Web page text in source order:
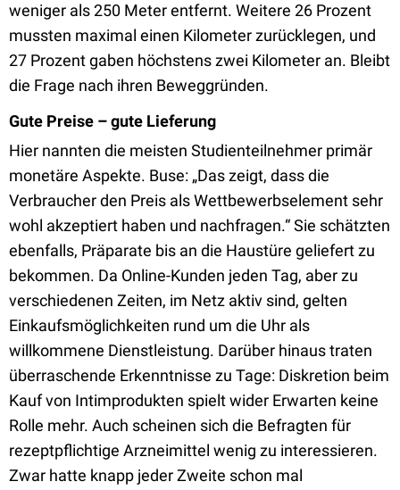
weniger als 250 Meter entfernt. Weitere 26 Prozent
mussten maximal einen Kilometer zurücklegen, und
27 Prozent gaben höchstens zwei Kilometer an. Bleibt
die Frage nach ihren Beweggründen.
Gute Preise – gute Lieferung
Hier nannten die meisten Studienteilnehmer primär
monetäre Aspekte. Buse: „Das zeigt, dass die
Verbraucher den Preis als Wettbewerbselement sehr
wohl akzeptiert haben und nachfragen.“ Sie schätzten
ebenfalls, Präparate bis an die Haustüre geliefert zu
bekommen. Da Online-Kunden jeden Tag, aber zu
verschiedenen Zeiten, im Netz aktiv sind, gelten
Einkaufsmöglichkeiten rund um die Uhr als
willkommene Dienstleistung. Darüber hinaus traten
überraschende Erkenntnisse zu Tage: Diskretion beim
Kauf von Intimprodukten spielt wider Erwarten keine
Rolle mehr. Auch scheinen sich die Befragten für
rezeptpflichtige Arzneimittel wenig zu interessieren.
Zwar hatte knapp jeder Zweite schon mal